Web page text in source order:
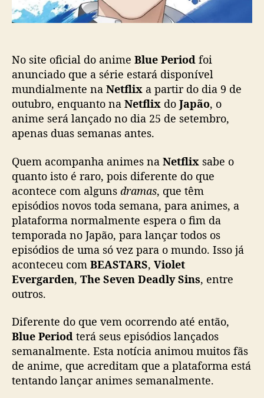
ã
s
e
o
p
r
i
m
e
o
a
n
i
m
e
d
a
N
e
l
x
c
o
m
No site oficial do anime Blue Period foi
anunciado que a série estará disponível
mundialmente na Netflix a partir do dia 9 de
outubro, enquanto na Netflix do Japão, o
anime será lançado no dia 25 de setembro,
apenas duas semanas antes.
Quem acompanha animes na Netflix sabe o
quanto isto é raro, pois diferente do que
acontece com alguns dramas, que têm
episódios novos toda semana, para animes, a
plataforma normalmente espera o fim da
temporada no Japão, para lançar todos os
episódios de uma só vez para o mundo. Isso já
aconteceu com BEASTARS, Violet
Evergarden, The Seven Deadly Sins, entre
outros.
Diferente do que vem ocorrendo até então,
Blue Period terá seus episódios lançados
semanalmente. Esta notícia animou muitos fãs
de anime, que acreditam que a plataforma está
tentando lançar animes semanalmente.